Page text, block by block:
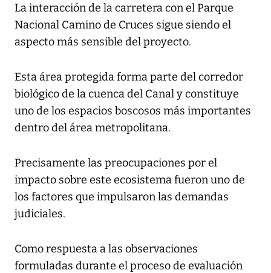
La interacción de la carretera con el Parque
Nacional Camino de Cruces sigue siendo el
aspecto más sensible del proyecto.
Esta área protegida forma parte del corredor
biológico de la cuenca del Canal y constituye
uno de los espacios boscosos más importantes
dentro del área metropolitana.
Precisamente las preocupaciones por el
impacto sobre este ecosistema fueron uno de
los factores que impulsaron las demandas
judiciales.
Como respuesta a las observaciones
formuladas durante el proceso de evaluación